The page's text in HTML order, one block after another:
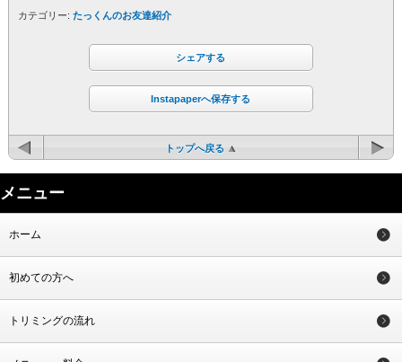
カテゴリー: たっくんのお友達紹介
シェアする
Instapaperへ保存する
トップへ戻る
メニュー
ホーム
初めての方へ
トリミングの流れ